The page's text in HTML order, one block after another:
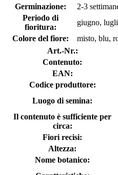
Germinazione:
2-3
Periodo di
fioritura:
giugno,
Colore del fiore:
misto, blu,
Art.-Nr.:
Contenuto:
EAN:
Codice produttore:
Luogo di semina:
Il contenuto è sufficiente per
circa:
Fiori recisi:
Altezza:
Nome botanico: